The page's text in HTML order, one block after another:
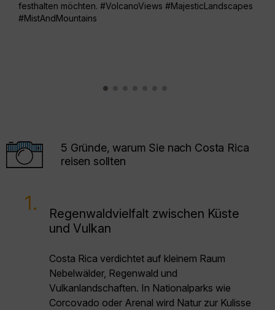
festhalten möchten. #VolcanoViews #MajesticLandscapes
#MistAndMountains
5 Gründe, warum Sie nach Costa Rica
reisen sollten
1.
Regenwaldvielfalt zwischen Küste
und Vulkan
Costa Rica verdichtet auf kleinem Raum
Nebelwälder, Regenwald und
Vulkanlandschaften. In Nationalparks wie
Corcovado oder Arenal wird Natur zur Kulisse